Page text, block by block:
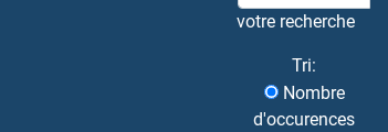
votre recherche
Tri:
Nombre
d'occurences